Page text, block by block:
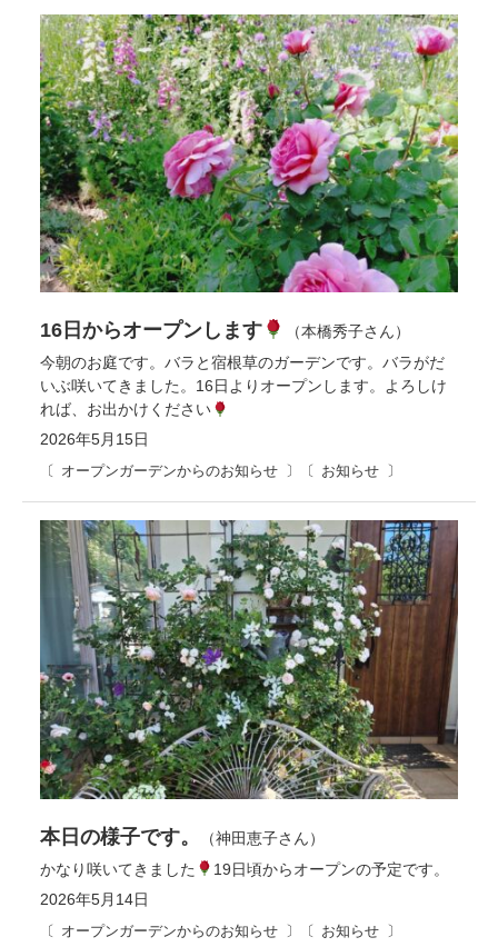
2026年5月15日
オープンガーデンからのお知らせ お知らせ
16日からオープンします
（本橋秀子さん）
今朝のお庭です。バラと宿根草のガーデンです。バラがだ
いぶ咲いてきました。16日よりオープンします。よろしけ
れば、お出かけください
2026年5月14日
オープンガーデンからのお知らせ お知らせ
本日の様子です。
（神田恵子さん）
かなり咲いてきました
19日頃からオープンの予定です。